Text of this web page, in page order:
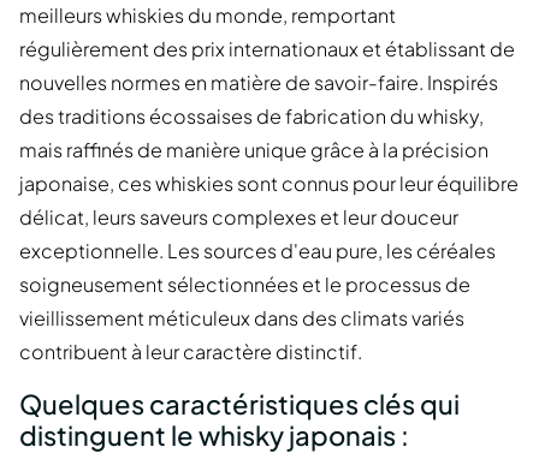
meilleurs whiskies du monde, remportant
régulièrement des prix internationaux et établissant de
nouvelles normes en matière de savoir-faire. Inspirés
des traditions écossaises de fabrication du whisky,
mais raffinés de manière unique grâce à la précision
japonaise, ces whiskies sont connus pour leur équilibre
délicat, leurs saveurs complexes et leur douceur
exceptionnelle. Les sources d'eau pure, les céréales
soigneusement sélectionnées et le processus de
vieillissement méticuleux dans des climats variés
contribuent à leur caractère distinctif.
Quelques caractéristiques clés qui
distinguent le whisky japonais :